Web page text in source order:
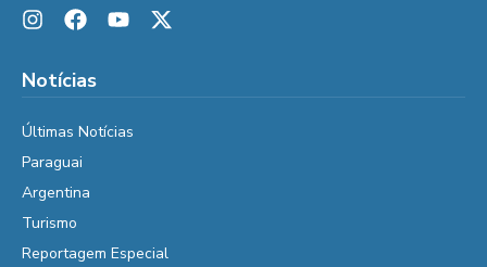
Notícias
Últimas Notícias
Paraguai
Argentina
Turismo
Reportagem Especial